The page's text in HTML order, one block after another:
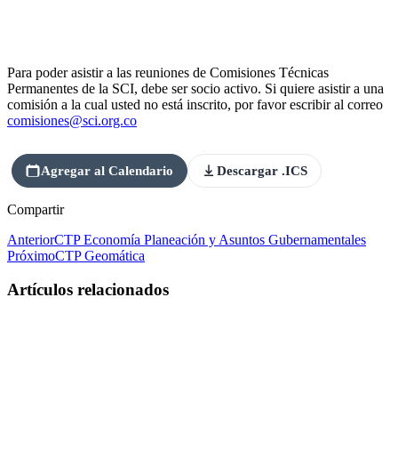
Para poder asistir a las reuniones de Comisiones Técnicas
Permanentes de la SCI, debe ser socio activo. Si quiere asistir a una
comisión a la cual usted no está inscrito, por favor escribir al correo
comisiones@sci.org.co
Agregar al Calendario Descargar .ICS
Compartir
AnteriorCTP Economía Planeación y Asuntos Gubernamentales
PróximoCTP Geomática
Artículos relacionados